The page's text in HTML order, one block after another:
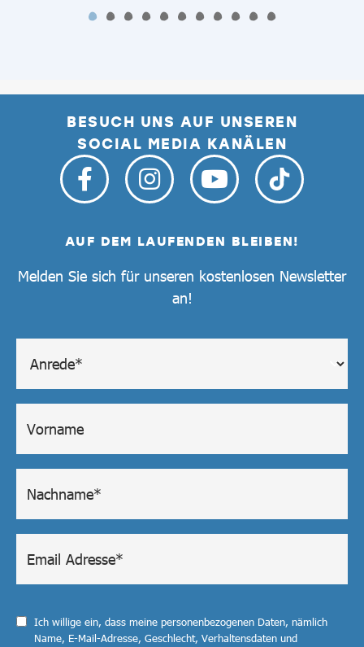
BESUCH UNS AUF UNSEREN
SOCIAL MEDIA KANÄLEN
AUF DEM LAUFENDEN BLEIBEN!
Melden Sie sich für unseren kostenlosen Newsletter
an!
Ich willige ein, dass meine personenbezogenen Daten, nämlich
Name, E-Mail-Adresse, Geschlecht, Verhaltensdaten und